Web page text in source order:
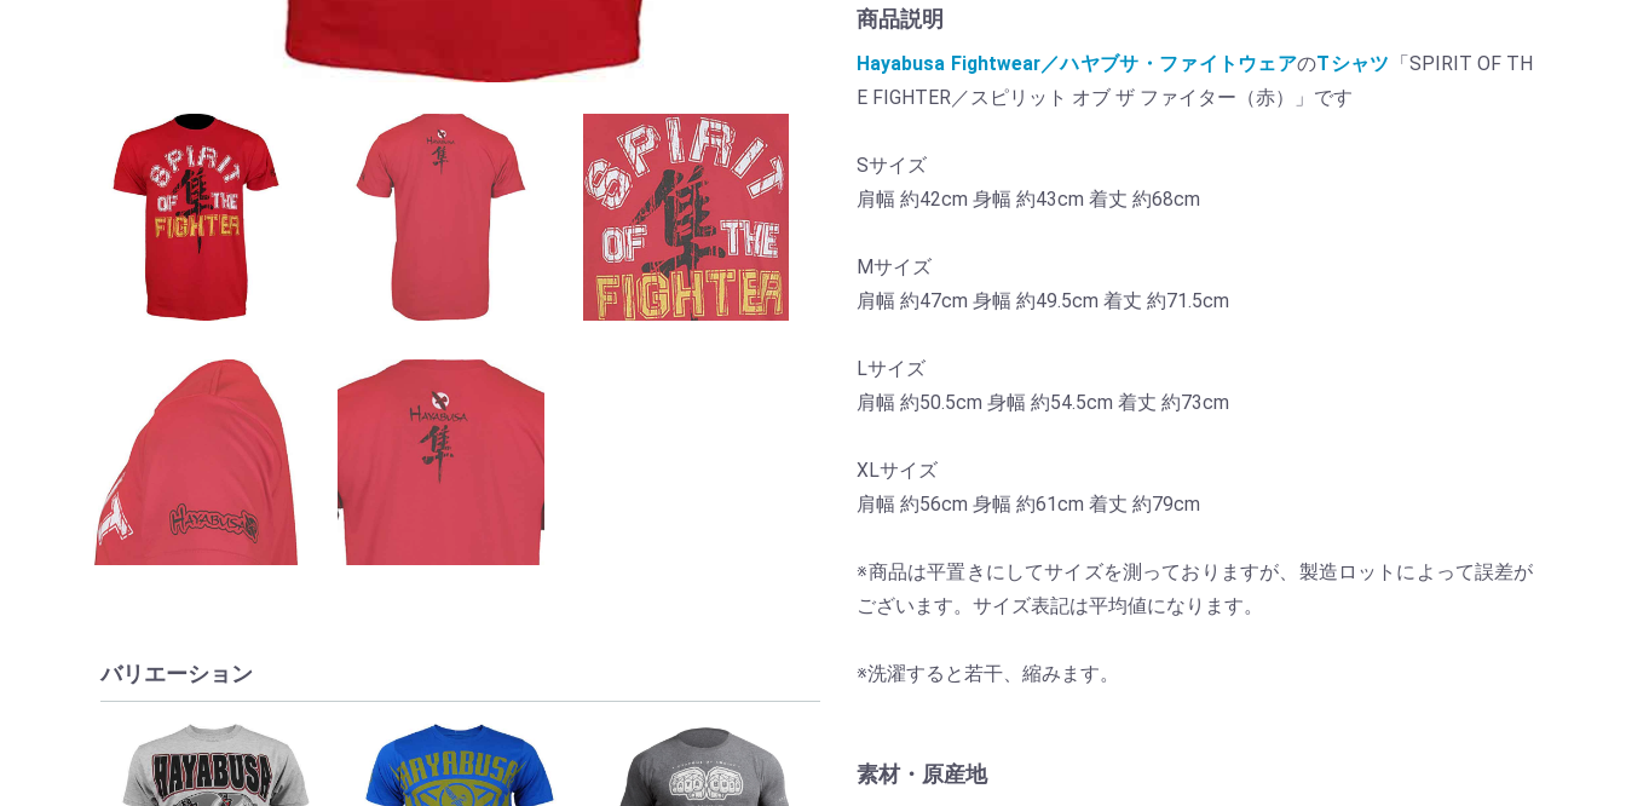
バリエーション
商品説明
Hayabusa Fightwear／ハヤブサ・ファイトウェアのTシャツ 「SPIRIT OF TH
E FIGHTER／スピリット オブ ザ ファイター（赤）」です
Sサイズ
肩幅 約42cm 身幅 約43cm 着丈 約68cm
Mサイズ
肩幅 約47cm 身幅 約49.5cm 着丈 約71.5cm
Lサイズ
肩幅 約50.5cm 身幅 約54.5cm 着丈 約73cm
XLサイズ
肩幅 約56cm 身幅 約61cm 着丈 約79cm
※商品は平置きにしてサイズを測っておりますが、製造ロットによって誤差が
ございます。サイズ表記は平均値になります。
※洗濯すると若干、縮みます。
素材・原産地